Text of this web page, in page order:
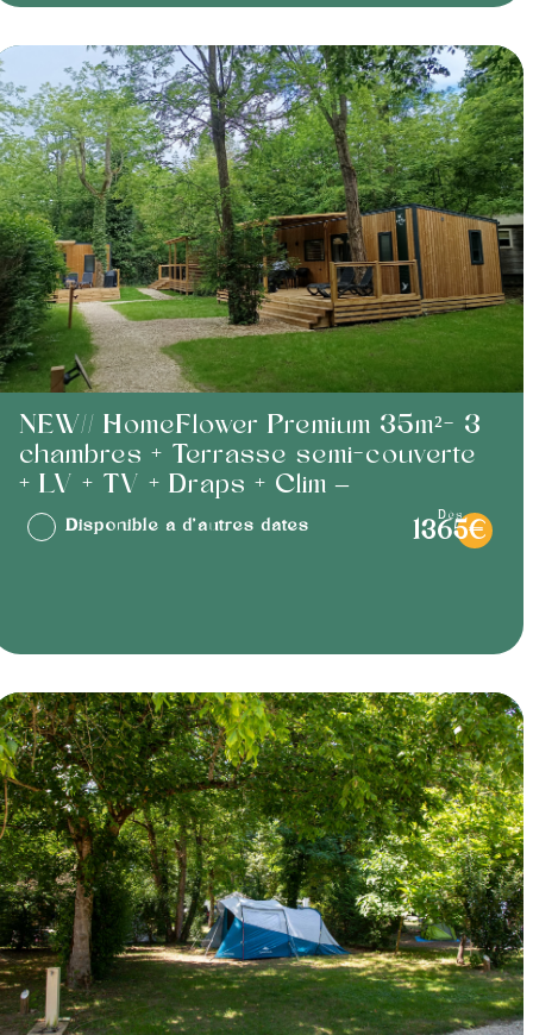
NEW// HomeFlower Premium 35m²- 3
chambres + Terrasse semi-couverte
+ LV + TV + Draps + Clim –
Disponible à d'autres dates
dès
1365€